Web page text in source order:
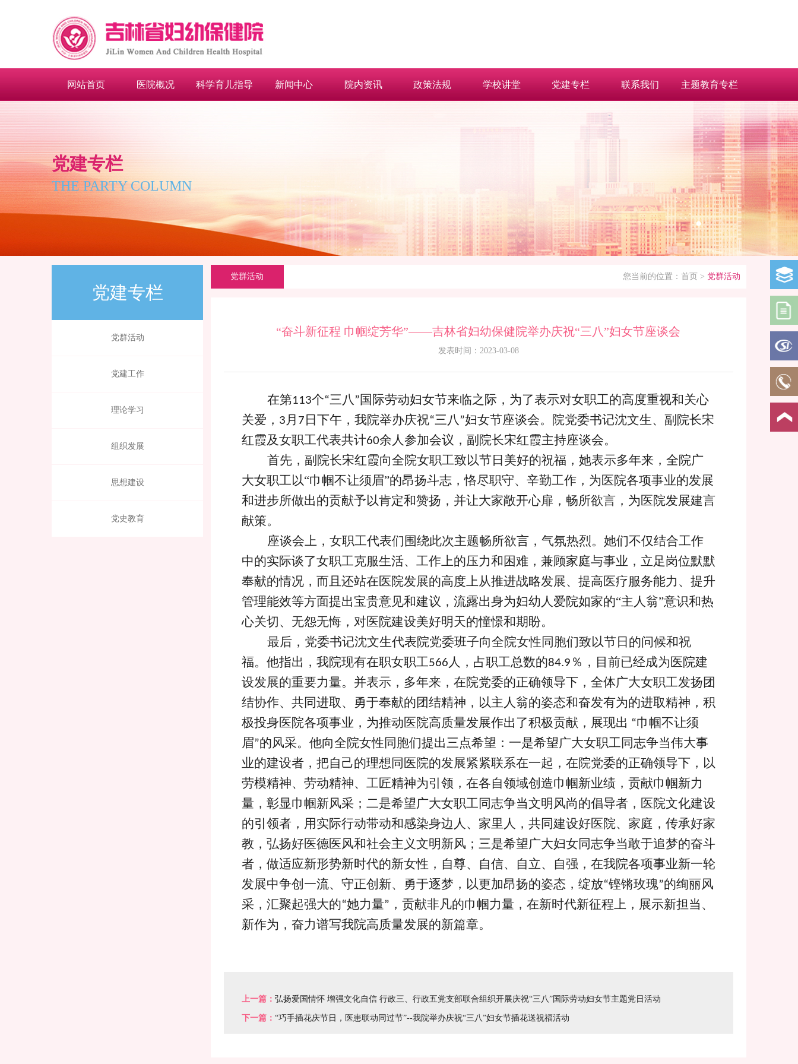
网站首页 医院概况 科学育儿指导 新闻中心 院内资讯 政策法规 学校讲堂 党建专栏 联系我们 主题教育专栏
党建专栏
THE PARTY COLUMN
党建专栏
党群活动
党建工作
理论学习
组织发展
思想建设
党史教育
党群活动 您当前的位置： 首页 > 党群活动
“奋斗新征程 巾帼绽芳华”——吉林省妇幼保健院举办庆祝“三八”妇女节座谈会
发表时间：2023-03-08
在第113个“三八”国际劳动妇女节来临之际，为了表示对女职工的高度重视和关心
关爱， 3月 7 日下午，我院举办庆祝“三八”妇女节座谈会。院党委书记沈文生、副院长宋
红霞及女职工代表共计60余人参加会议，副院长宋红霞主持座谈会。
首先，副院长宋红霞向全院女职工致以节日美好的祝福，她表示多年来，全院广
大女职工以“巾帼不让须眉”的昂扬斗志，恪尽职守、辛勤工作，为医院各项事业的发展
和进步所做出的贡献予以肯定和赞扬，并让大家敞开心扉，畅所欲言，为医院发展建言
献策。
座谈会上，女职工代表们围绕此次主题畅所欲言，气氛热烈。她们不仅结合工作
中的实际谈了女职工克服生活、工作上的压力和困难，兼顾家庭与事业，立足岗位默默
奉献的情况，而且还站在医院发展的高度上从推进战略发展、提高医疗服务能力、提升
管理能效等方面提出宝贵意见和建议，流露出身为妇幼人爱院如家的“主人翁”意识和热
心关切、无怨无悔，对医院建设美好明天的憧憬和期盼。
最后，党委书记沈文生代表院党委班子向全院女性同胞们致以节日的问候和祝
福。他指出，我院现有在职女职工566人，占职工总数的84.9 ％，目前已经成为医院建
设发展的重要力量。并表示，多年来，在院党委的正确领导下，全体广大女职工发扬团
结协作、共同进取、勇于奉献的团结精神，以主人翁的姿态和奋发有为的进取精神，积
极投身医院各项事业，为推动医院高质量发展作出了积极贡献，展现出 “巾帼不让须
眉”的风采。他向全院女性同胞们提出三点希望：一是希望广大女职工同志争当伟大事
业的建设者，把自己的理想同医院的发展紧紧联系在一起，在院党委的正确领导下，以
劳模精神、劳动精神、工匠精神为引领，在各自领域创造巾帼新业绩，贡献巾帼新力
量，彰显巾帼新风采；二是希望广大女职工同志争当文明风尚的倡导者，医院文化建设
的引领者，用实际行动带动和感染身边人、家里人，共同建设好医院、家庭，传承好家
教，弘扬好医德医风和社会主义文明新风；三是希望广大妇女同志争当敢于追梦的奋斗
者，做适应新形势新时代的新女性，自尊、自信、自立、自强，在我院各项事业新一轮
发展中争创一流、守正创新、勇于逐梦，以更加昂扬的姿态，绽放“铿锵玫瑰”的绚丽风
采，汇聚起强大的“她力量” ，贡献非凡的巾帼力量，在新时代新征程上，展示新担当、
新作为，奋力谱写我院高质量发展的新篇章。
上一篇： 弘扬爱国情怀 增强文化自信 行政三、行政五党支部联合组织开展庆祝“三八”国际劳动妇女节主题党日活动
下一篇： “巧手插花庆节日，医患联动同过节”--我院举办庆祝“三八”妇女节插花送祝福活动